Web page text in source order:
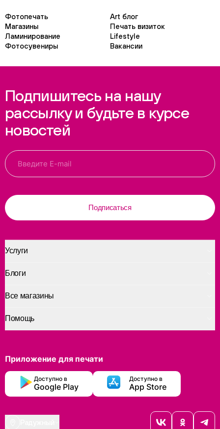
Фотопечать
Art блог
Магазины
Печать визиток
Ламинирование
Lifestyle
Фотосувениры
Вакансии
Подпишитесь на нашу
рассылку и будьте в курсе
новостей
Подписаться
Услуги
Помощь
Блоги
Все магазины
Приложение для печати
Доступно в
Google Play
Доступно в
App Store